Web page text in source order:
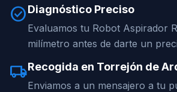
check_circleDiagnóstico Preciso
Evaluamos tu Robot Aspirador
milímetro antes de darte un
local_shippingRecogida en Torrejón de
Enviamos a un mensajero a tu